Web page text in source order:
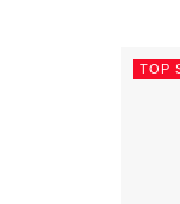
TOP